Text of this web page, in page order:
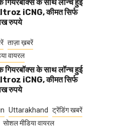
गियरबॉक्स के साथ लॉन्च हुई
iCNG, कीमत सिर्फ
रुपये
ताज़ा ख़बरें
वायरल
गियरबॉक्स के साथ लॉन्च हुई
iCNG, कीमत सिर्फ
रुपये
Uttarakhand
ट्रेंडिंग खबरें
सोशल मीडिया वायरल